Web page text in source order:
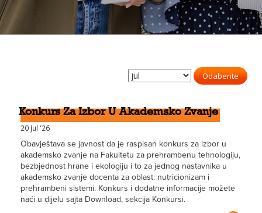
Odaberite
Konkurs Za Izbor U Akademsko Zvanje
20 Jul '26
Obavještava se javnost da je raspisan konkurs za izbor u
akademsko zvanje na Fakultetu za prehrambenu tehnologiju,
bezbjednost hrane i ekologiju i to za jednog nastavnika u
akademsko zvanje docenta za oblast: nutricionizam i
prehrambeni sistemi. Konkurs i dodatne informacije možete
naći u dijelu sajta Download, sekcija Konkursi.